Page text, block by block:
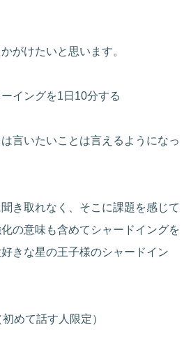
がけたいと思います。
イングを1日10分する
は言いたいことは言えるようになっ
き取れなく、そこに課題を感じて
の意味も含めてシャードイングを
きな星の王子様のシャードイン
めて話す人限定）